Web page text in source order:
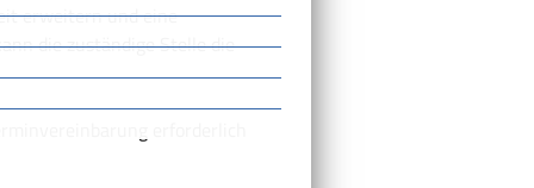
erweitern und eine
die zuständige Stelle die
erforderlich